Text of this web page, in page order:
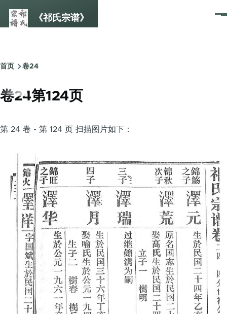
《祁氏宗谱》
菜
面
包
屑
首页 卷24
卷24第124页
第 24 卷 - 第 124 页 扫描图片如下：